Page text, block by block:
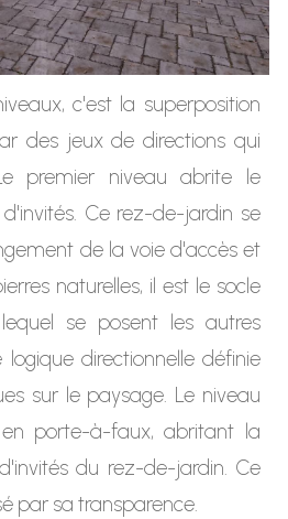
c'est la superposition
des jeux de directions qui
premier niveau abrite le
Ce rez-de-jardin se
de la voie d'accès et
naturelles, il est le socle
se posent les autres
directionnelle définie
sur le paysage. Le niveau
porte-à-faux, abritant la
du rez-de-jardin. Ce
par sa transparence.